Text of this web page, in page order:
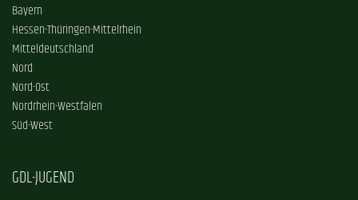
Bayern
Hessen-Thüringen-Mittelrhein
Mitteldeutschland
Nord
Nord-Ost
Nordrhein-Westfalen
Süd-West
GDL-JUGEND